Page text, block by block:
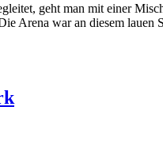
geht man mit einer
Arena war an diesem